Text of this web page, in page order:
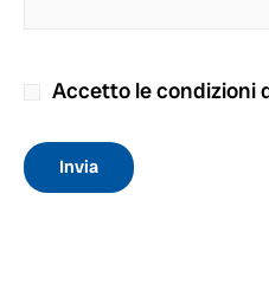
Accetto le condizioni